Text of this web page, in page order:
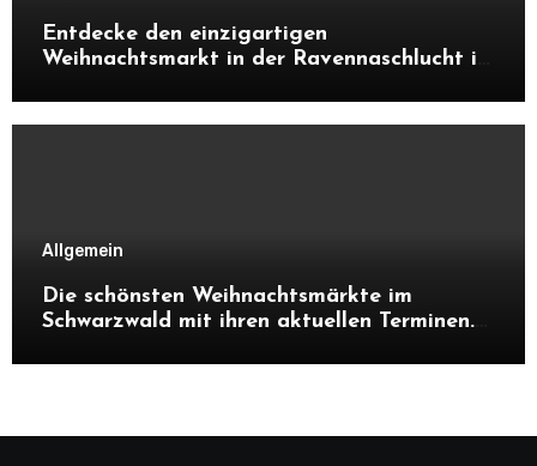
Entdecke den einzigartigen
Weihnachtsmarkt in der Ravennaschlucht im
Highlights, Besonderheiten und warum sich
Allgemein
Die schönsten Weihnachtsmärkte im
Schwarzwald mit ihren aktuellen Terminen.
Tipps, warum sich ein Besuch in der